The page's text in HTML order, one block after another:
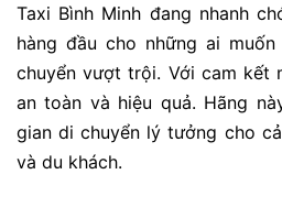
Taxi Bình Minh đang nhanh
hàng đầu cho những ai
chuyển vượt trội. Với cam kết
an toàn và hiệu quả. Hãng
gian di chuyển lý tưởng cho
và du khách.